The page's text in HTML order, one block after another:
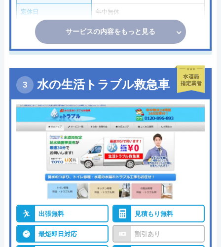
定休日 年中無休
サービスの内容をもっと見る
水の生活トラブル救急車
出張無料 見積もり無料
最短即日対応 割引あり